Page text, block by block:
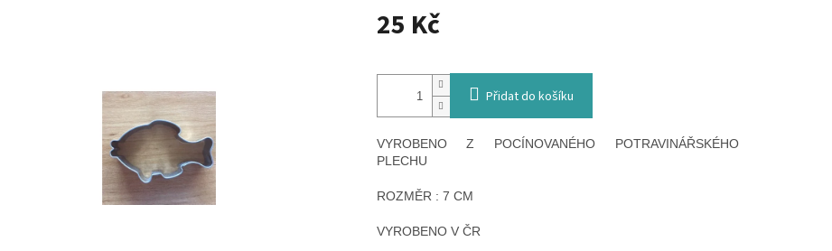
25 Kč
cena:
Přidat do košíku
VYROBENO Z POCÍNOVANÉHO POTRAVINÁŘSKÉHO
PLECHU
ROZMĚR : 7 CM
VYROBENO V ČR